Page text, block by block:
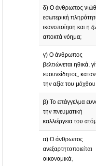
δ) Ο άνθρωπος
εσωτερική
ικανοποίηση και η
αποκτά νόημα;
γ) Ο άνθρωπος
βελτιώνεται ηθικά,
ευσυνείδητος,
την αξία του μόχθου
β) Το επάγγελμα
την πνευματική
καλλιέργεια του
α) Ο άνθρωπος
ανεξαρτητοποιείται
οικονομικά,